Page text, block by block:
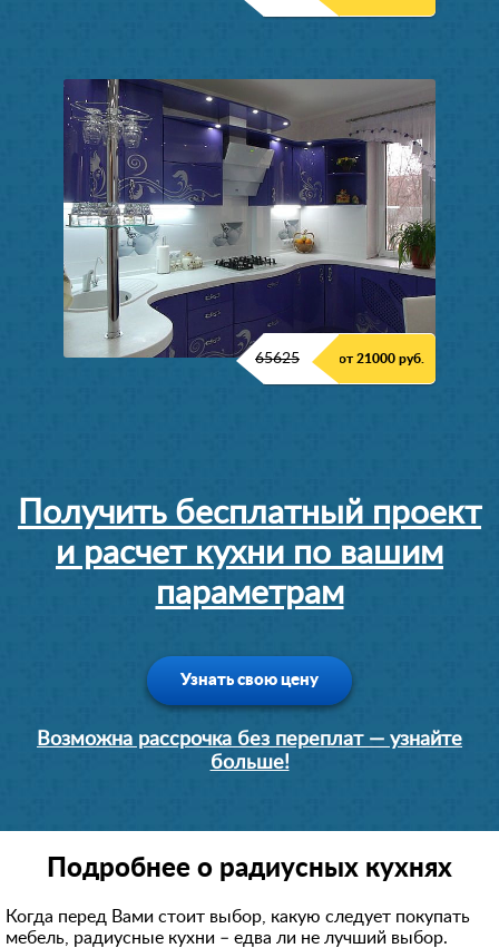
65625 от 21000 руб.
Получить бесплатный проект
и расчет кухни по вашим
параметрам
Узнать свою цену
Возможна рассрочка без переплат — узнайте
больше!
Подробнее о радиусных кухнях
Когда перед Вами стоит выбор, какую следует покупать
мебель, радиусные кухни – едва ли не лучший выбор.